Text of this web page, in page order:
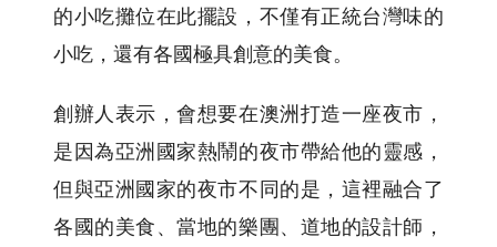
的小吃攤位在此擺設，不僅有正統台灣味的
小吃，還有各國極具創意的美食。
創辦人表示，會想要在澳洲打造一座夜市，
是因為亞洲國家熱鬧的夜市帶給他的靈感，
但與亞洲國家的夜市不同的是，這裡融合了
各國的美食、當地的樂團、道地的設計師，